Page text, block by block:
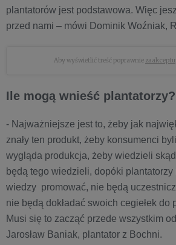
plantatorów jest podstawowa. Więc
przed nami – mówi Dominik Woźniak,
Aby wyświetlić treść poprawnie
Ile mogą wnieść plantatorzy?
- Najważniejsze jest to, żeby jak
znały ten produkt, żeby konsumenci
wygląda produkcja, żeby wiedzieli
będą tego wiedzieli, dopóki plantatorzy
wiedzy promować, nie będą
nie będą dokładać swoich cegiełek do
Musi się to zacząć przede wszystkim
Jarosław Baniak, plantator z Bochni.